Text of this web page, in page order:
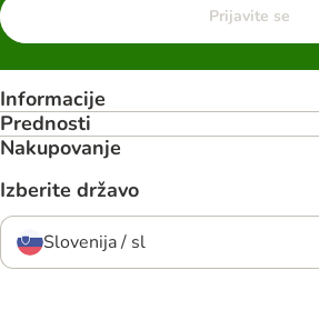
Prijavite se
Informacije
Prednosti
Nakupovanje
Izberite državo
Slovenija / sl